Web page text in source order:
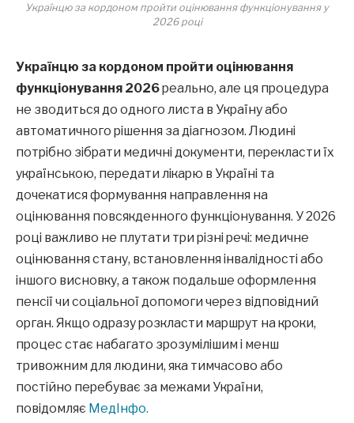
Українцю за кордоном пройти оцінювання функціонування у
2026 році
Українцю за кордоном пройти оцінювання
функціонування 2026реально, але ця процедура
не зводиться до одного листа в Україну або
автоматичного рішення за діагнозом. Людині
потрібно зібрати медичні документи, перекласти їх
українською, передати лікарю в Україні та
дочекатися формування направлення на
оцінювання повсякденного функціонування. У 2026
році важливо не плутати три різні речі: медичне
оцінювання стану, встановлення інвалідності або
іншого висновку, а також подальше оформлення
пенсії чи соціальної допомоги через відповідний
орган. Якщо одразу розкласти маршрут на кроки,
процес стає набагато зрозумілішим і менш
тривожним для людини, яка тимчасово або
постійно перебуває за межами України,
повідомляє МедІнфо.